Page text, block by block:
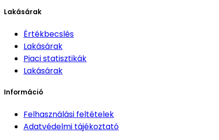
Lakásárak
Értékbecslés
Lakásárak
Piaci statisztikák
Lakásárak
Információ
Felhasználási feltételek
Adatvédelmi tájékoztató